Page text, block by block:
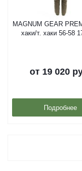
MAGNUM GEAR
хаки/т. хаки 56-58
от 19 020
Подробнее